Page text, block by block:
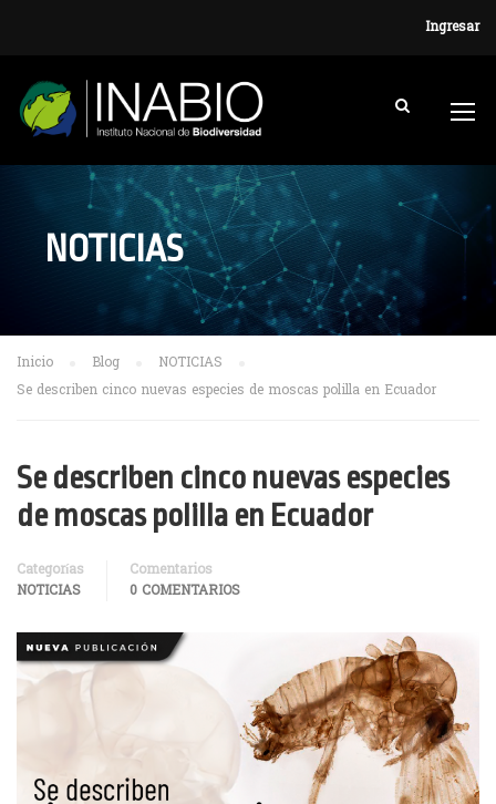
Ingresar
NOTICIAS
Inicio Blog
NOTICIAS
Se describen cinco nuevas especies de moscas polilla en Ecuador
Se describen cinco nuevas especies
de moscas polilla en Ecuador
Categorías
NOTICIAS
Comentarios
0 COMENTARIOS